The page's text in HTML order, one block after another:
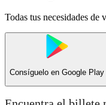
Todas tus necesidades de
Consíguelo en Google Play